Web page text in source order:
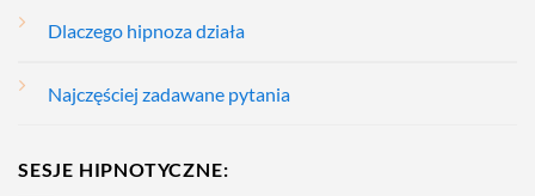
Dlaczego hipnoza działa
Najczęściej zadawane pytania
SESJE HIPNOTYCZNE: